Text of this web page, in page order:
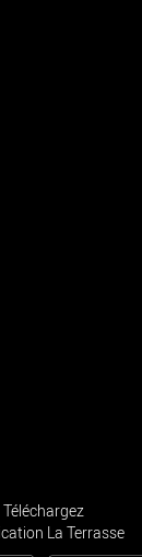
Téléchargez
La Terrasse